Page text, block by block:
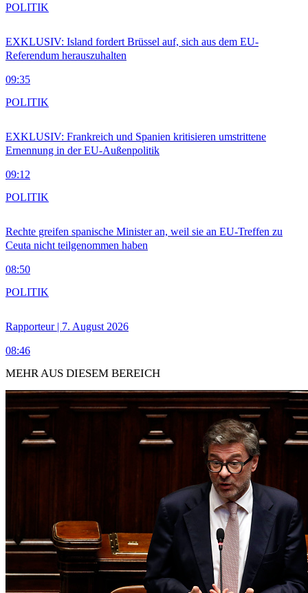
EXKLUSIV: Island fordert Brüssel auf, sich aus dem EU-
Referendum herauszuhalten
09:35
POLITIK
EXKLUSIV: Frankreich und Spanien kritisieren umstrittene
Ernennung in der EU-Außenpolitik
09:12
POLITIK
Rechte greifen spanische Minister an, weil sie an EU-Treffen zu
Ceuta nicht teilgenommen haben
08:50
POLITIK
Rapporteur | 7. August 2026
08:46
POLITIK
MEHR AUS DIESEM BEREICH